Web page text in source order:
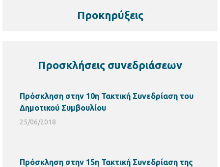
Προκηρύξεις
Προσκλήσεις συνεδριάσεων
Πρόσκληση στην 10η Τακτική Συνεδρίαση του
Δημοτικού Συμβουλίου
25/06/2018
Πρόσκληση στην 15η Τακτική Συνεδρίαση της